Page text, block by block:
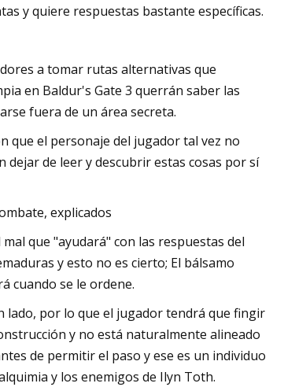
y quiere respuestas bastante específicas.
a tomar rutas alternativas que
en Baldur's Gate 3 querrán saber las
fuera de un área secreta.
que el personaje del jugador tal vez no
de leer y descubrir estas cosas por sí
explicados
que "ayudará" con las respuestas del
y esto no es cierto; El bálsamo
cuando se le ordene.
lado, por lo que el jugador tendrá que fingir
y no está naturalmente alineado
de permitir el paso y ese es un individuo
y los enemigos de Ilyn Toth.